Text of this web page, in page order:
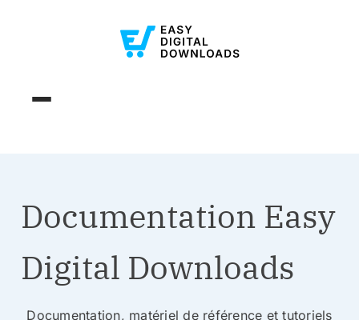
Documentation Easy
Digital Downloads
Documentation, matériel de référence et tutoriels